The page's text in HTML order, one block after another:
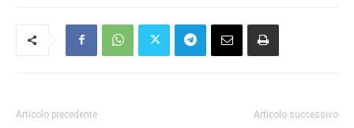
Articolo precedente Articolo successivo